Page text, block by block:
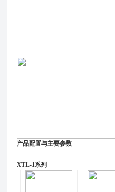
产品配置与主要参数
XTL-1系列